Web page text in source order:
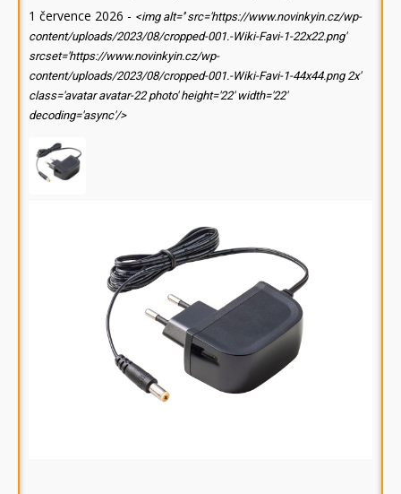
1 července 2026 - <img alt='' src='https://www.novinkyin.cz/wp-
content/uploads/2023/08/cropped-001.-Wiki-Favi-1-22x22.png'
srcset='https://www.novinkyin.cz/wp-
content/uploads/2023/08/cropped-001.-Wiki-Favi-1-44x44.png 2x'
class='avatar avatar-22 photo' height='22' width='22'
decoding='async'/>